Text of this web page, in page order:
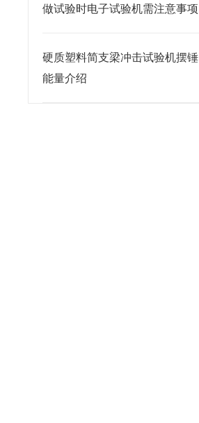
做试验时电子试验机需注意事项
硬质塑料简支梁冲击试验机摆锤
能量介绍